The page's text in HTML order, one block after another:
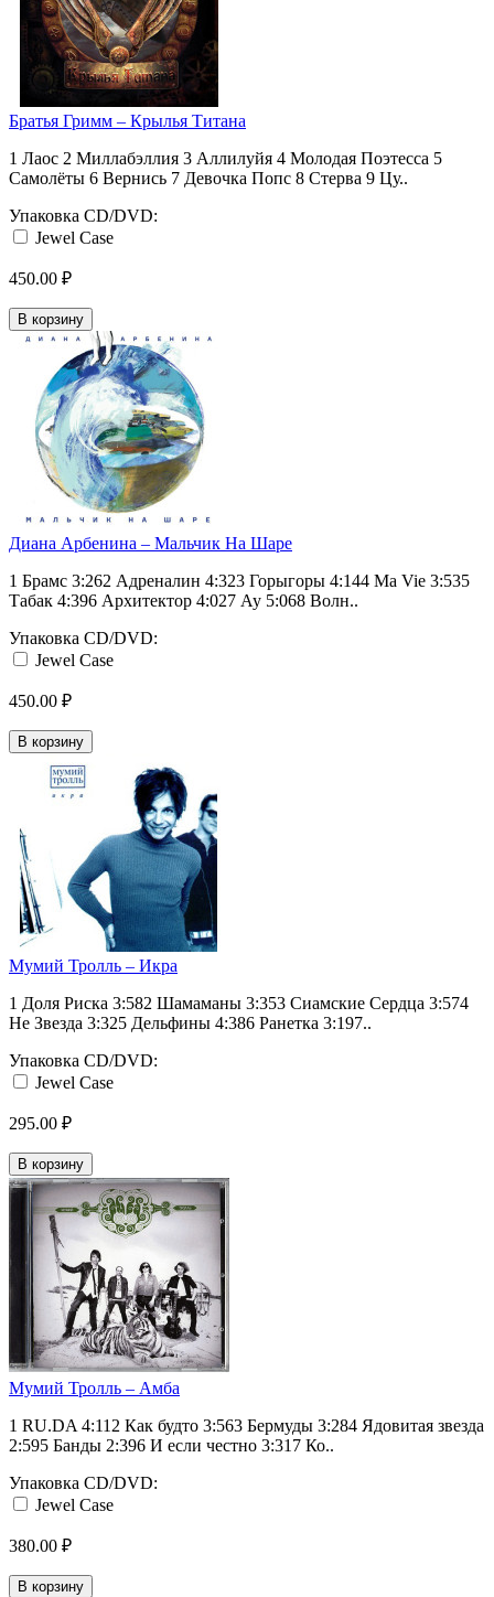
Братья Гримм ‎– Крылья Титана
1 Лаос 2 Миллабэллия 3 Аллилуйя 4 Молодая Поэтесса 5
Самолёты 6 Вернись 7 Девочка Попс 8 Стерва 9 Цу..
Упаковка CD/DVD:
Jewel Case
450.00 ₽
В корзину
Диана Арбенина ‎– Мальчик На Шаре
1 Брамс 3:262 Адреналин 4:323 Горыгоры 4:144 Ma Vie 3:535
Табак 4:396 Архитектор 4:027 Ау 5:068 Волн..
Упаковка CD/DVD:
Jewel Case
450.00 ₽
В корзину
Мумий Тролль ‎– Икра
1 Доля Риска 3:582 Шамаманы 3:353 Сиамские Сердца 3:574
Не Звезда 3:325 Дельфины 4:386 Ранетка 3:197..
Упаковка CD/DVD:
Jewel Case
295.00 ₽
В корзину
Мумий Тролль ‎– Амба
1 RU.DA 4:112 Как будто 3:563 Бермуды 3:284 Ядовитая звезда
2:595 Банды 2:396 И если честно 3:317 Ко..
Упаковка CD/DVD:
Jewel Case
380.00 ₽
В корзину